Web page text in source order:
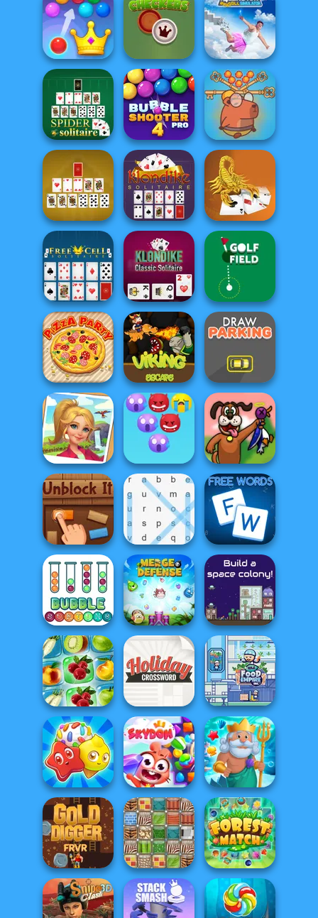
Color Fill 3D
Om Nom Tower
3D
Train Miner
Falling Art
Ragdoll
Simulator
Checkers
Royal Bubble
Blast
Save Baby
Capybaras: Pull
Pin
Bubble Shooter
Pro 4
Spider Solitaire
Scorpion
Solitaire
Klondike
Solitaire Classic
Pyramid Solitaire
Golf Field
Klondike Classic
Solitaire
Free Cell Solitaire
Draw Parking
Viking Escape
Pizza Party
Duck Hunter
Emoji Bubble
Shooter
Tropical Merge
Free Words
Word Search
Unblock It
The Final Earth 2
Bubble Sorting
Idle Food Empire
Inc.
Holiday
Crossword
Fruit Connect 2
Fish Story
Skydom
Candy Riddles